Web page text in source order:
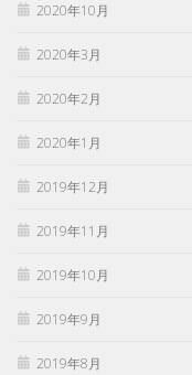
2020年10月
2020年3月
2020年2月
2020年1月
2019年12月
2019年11月
2019年10月
2019年9月
2019年8月